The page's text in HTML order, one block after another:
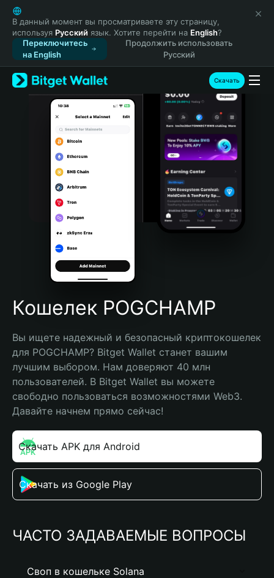
English
日本語
Tiếng Việt
Русский
Español (Latinoamérica)
Türkçe
Italiano
Português (Portugal)
Bahasa Indonesia
Português (Brasil)
Español (Argentina)
В данный момент вы просматриваете эту страницу,
используя Русский язык. Хотите перейти на English?
Переключитесь
на English
Продолжить использовать
Русский
Скачать
Кошелек POGCHAMP
Вы ищете надежный и безопасный криптокошелек
для POGCHAMP? Bitget Wallet станет вашим
лучшим выбором. Нам доверяют 40 млн
пользователей. В Bitget Wallet вы можете
свободно пользоваться возможностями Web3.
Давайте начнем прямо сейчас!
Скачать APK для Android
Скачать из Google Play
ЧАСТО ЗАДАВАЕМЫЕ ВОПРОСЫ
Своп в кошельке Solana